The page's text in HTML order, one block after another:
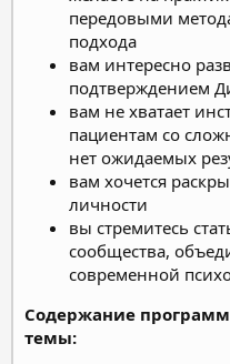
передовыми
подхода
вам интересно
подтверждением
вам не хватает
пациентам со
нет ожидаемых
вам хочется
личности
вы стремитесь
сообщества,
современной
Содержание
темы: